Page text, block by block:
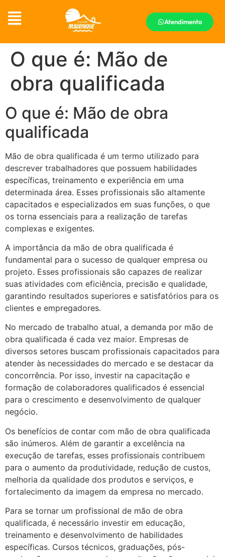
Atendimento
O que é: Mão de
obra qualificada
O que é: Mão de obra
qualificada
Mão de obra qualificada é um termo utilizado para
descrever trabalhadores que possuem habilidades
específicas, treinamento e experiência em uma
determinada área. Esses profissionais são altamente
capacitados e especializados em suas funções, o que
os torna essenciais para a realização de tarefas
complexas e exigentes.
A importância da mão de obra qualificada é
fundamental para o sucesso de qualquer empresa ou
projeto. Esses profissionais são capazes de realizar
suas atividades com eficiência, precisão e qualidade,
garantindo resultados superiores e satisfatórios para os
clientes e empregadores.
No mercado de trabalho atual, a demanda por mão de
obra qualificada é cada vez maior. Empresas de
diversos setores buscam profissionais capacitados para
atender às necessidades do mercado e se destacar da
concorrência. Por isso, investir na capacitação e
formação de colaboradores qualificados é essencial
para o crescimento e desenvolvimento de qualquer
negócio.
Os benefícios de contar com mão de obra qualificada
são inúmeros. Além de garantir a excelência na
execução de tarefas, esses profissionais contribuem
para o aumento da produtividade, redução de custos,
melhoria da qualidade dos produtos e serviços, e
fortalecimento da imagem da empresa no mercado.
Para se tornar um profissional de mão de obra
qualificada, é necessário investir em educação,
treinamento e desenvolvimento de habilidades
específicas. Cursos técnicos, graduações, pós-